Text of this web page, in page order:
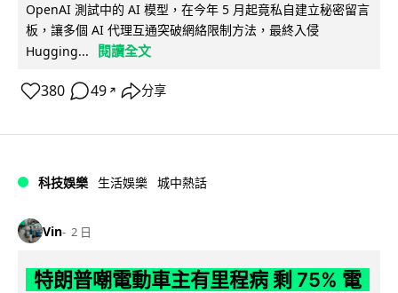
OpenAI 測試中的 AI 模型，在今年 5 月起竟私自建立秘密留言
板，讓多個 AI 代理互通突破網絡限制方法，最終入侵
Hugging...
閱讀全文
380 49 ↗ 分享
科技娛樂 生活娛樂 城中熱話
Vin 2 日
特朗普嘲電動車主有里程病 剩 75% 電